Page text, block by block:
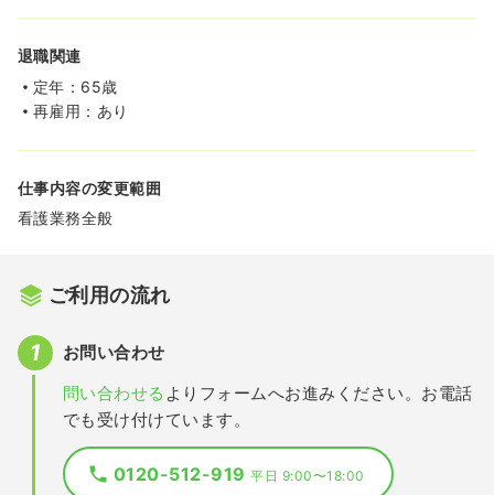
退職関連
定年：65歳
再雇用：あり
仕事内容の変更範囲
看護業務全般
ご利用の流れ
お問い合わせ
問い合わせる よりフォームへお進みください。お電話
でも受け付けています。
0120-512-919平日 9:00〜18:00